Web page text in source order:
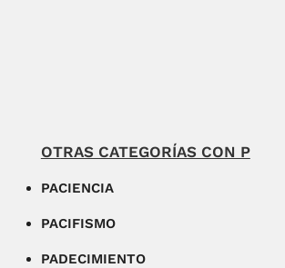
OTRAS CATEGORÍAS CON P
PACIENCIA
PACIFISMO
PADECIMIENTO